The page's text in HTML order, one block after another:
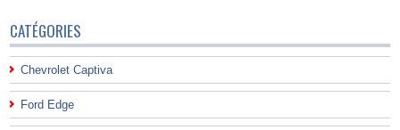
CATÉGORIES
Chevrolet Captiva
Ford Edge